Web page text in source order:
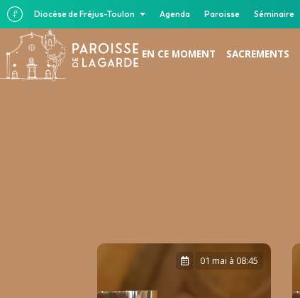
Diocèse de Fréjus-Toulon Agenda Paroisse Séminaire
EN CE MOMENT SACREMENTS
01 mai à 08:45